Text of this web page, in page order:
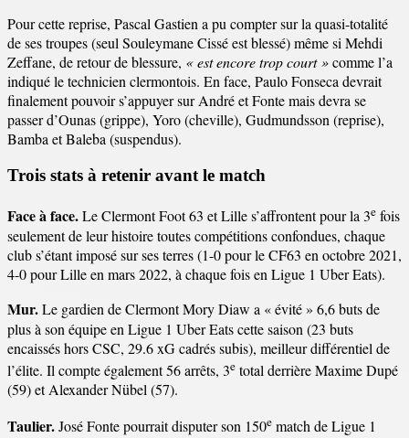
Pour cette reprise, Pascal Gastien a pu compter sur la quasi-totalité
de ses troupes (seul Souleymane Cissé est blessé) même si Mehdi
Zeffane, de retour de blessure, « est encore trop court »comme l’a
indiqué le technicien clermontois. En face, Paulo Fonseca devrait
finalement pouvoir s’appuyer sur André et Fonte mais devra se
passer d’Ounas (grippe), Yoro (cheville), Gudmundsson (reprise),
Bamba et Baleba (suspendus).
Trois stats à retenir avant le match
Face à face.Le Clermont Foot 63 et Lille s’affrontent pour la 3e fois
seulement de leur histoire toutes compétitions confondues, chaque
club s’étant imposé sur ses terres (1-0 pour le CF63 en octobre 2021,
4-0 pour Lille en mars 2022, à chaque fois en Ligue 1 Uber Eats).
Mur.Le gardien de Clermont Mory Diaw a « évité » 6,6 buts de
plus à son équipe en Ligue 1 Uber Eats cette saison (23 buts
encaissés hors CSC, 29.6 xG cadrés subis), meilleur différentiel de
l’élite. Il compte également 56 arrêts, 3e total derrière Maxime Dupé
(59) et Alexander Nübel (57).
Taulier.José Fonte pourrait disputer son 150e match de Ligue 1